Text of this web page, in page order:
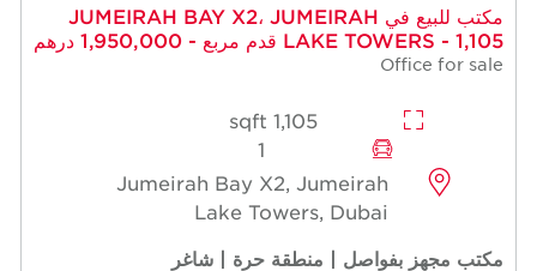
مكتب للبيع في JUMEIRAH BAY X2، JUMEIRAH
LAKE TOWERS - 1,105 قدم مربع - 1,950,000 درهم
Office for sale
1,105 sqft
1
Jumeirah Bay X2, Jumeirah
Lake Towers, Dubai
مكتب مجهز بفواصل | منطقة حرة | شاغر